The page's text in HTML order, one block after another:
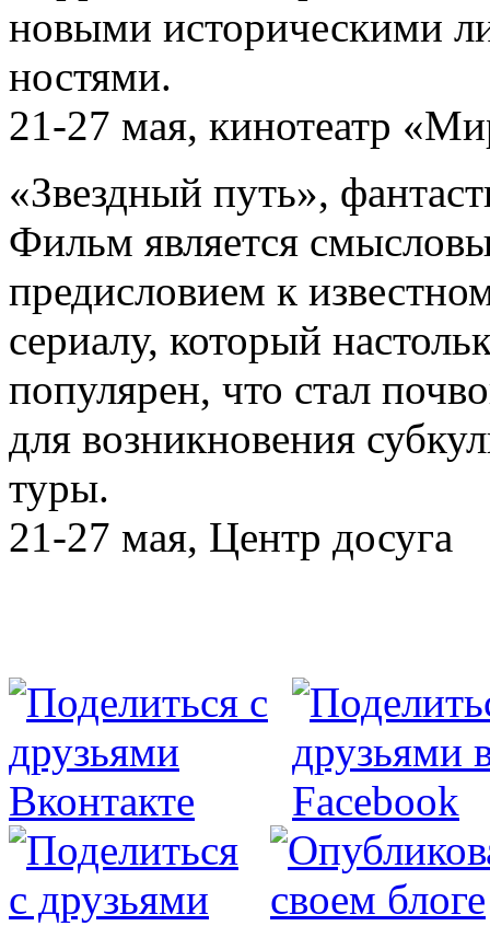
новыми историческими
ностями.
21-27 мая, кинотеатр
«Звездный путь»,
Фильм является
предисловием к
сериалу, который
популярен, что стал
для возникновения
туры.
21-27 мая, Центр досуга